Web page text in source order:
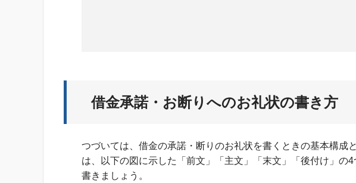
借金承諾・お断りへのお礼状の書き方
つづいては、借金の承諾・断りのお礼状を書くときの基本構成
は、以下の図に示した「前文」「主文」「末文」「後付け」の
書きましょう。